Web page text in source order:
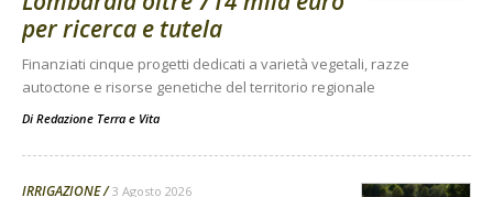
per ricerca e tutela
Finanziati cinque progetti dedicati a varietà vegetali, razze
autoctone e risorse genetiche del territorio regionale
Di Redazione Terra e Vita
IRRIGAZIONE 3 Agosto 2026